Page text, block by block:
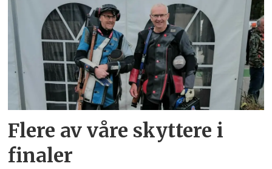
Flere av våre skyttere i
finaler